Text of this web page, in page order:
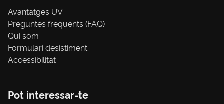
Avantatges UV
Preguntes freqüents (FAQ)
Qui som
Formulari desistiment
Accessibilitat
Pot interessar-te